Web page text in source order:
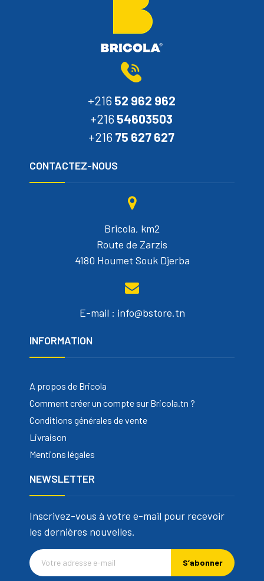
+216 52 962 962
+216 54603503
+216 75 627 627
CONTACTEZ-NOUS
Bricola, km2
Route de Zarzis
4180 Houmet Souk Djerba
E-mail : info@bstore.tn
INFORMATION
A propos de Bricola
Comment créer un compte sur Bricola.tn ?
Conditions générales de vente
Livraison
Mentions légales
NEWSLETTER
Inscrivez-vous à votre e-mail pour recevoir
les dernières nouvelles.
S’abonner